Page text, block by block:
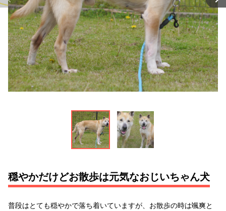
穏やかだけどお散歩は元気なおじいちゃん犬
普段はとても穏やかで落ち着いていますが、お散歩の時は颯爽と